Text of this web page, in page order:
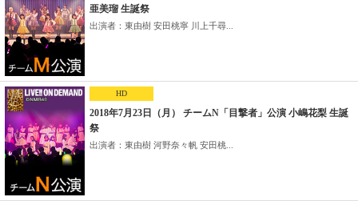
亜美瑠 生誕祭
出演者：東由樹 安田桃寧 川上千尋...
HD
2018年7月23日（月） チームN「目撃者」公演 小嶋花梨 生誕
祭
出演者：東由樹 河野奈々帆 安田桃...